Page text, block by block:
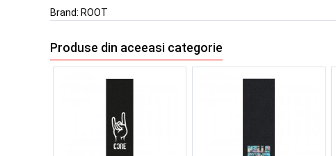
Brand: ROOT
Produse din aceeasi categorie